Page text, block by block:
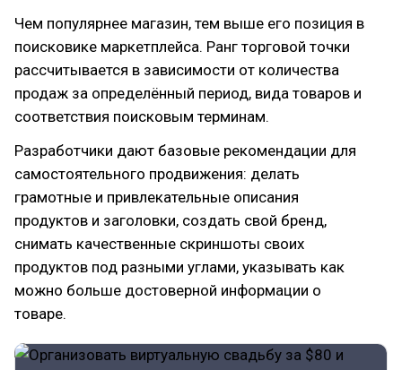
Чем популярнее магазин, тем выше его позиция в
поисковике маркетплейса. Ранг торговой точки
рассчитывается в зависимости от количества
продаж за определённый период, вида товаров и
соответствия поисковым терминам.
Разработчики дают базовые рекомендации для
самостоятельного продвижения: делать
грамотные и привлекательные описания
продуктов и заголовки, создать свой бренд,
снимать качественные скриншоты своих
продуктов под разными углами, указывать как
можно больше достоверной информации о
товаре.